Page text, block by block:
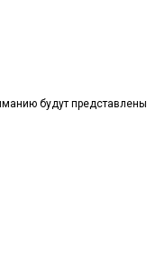
будут представлены